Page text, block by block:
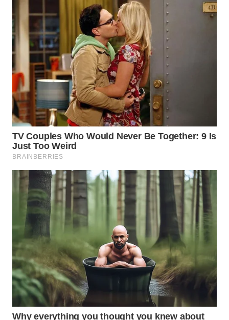
WN
SEMARANG
SOLO
WN
BOROBUDUR
WN
MADURA
WN
SURABAYA
NATUNA
WN
BINTAN
WN
MANDALIKA